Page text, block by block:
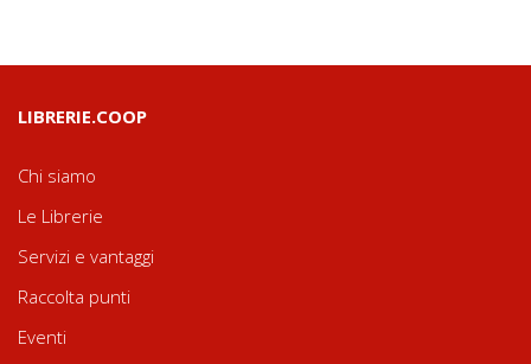
LIBRERIE.COOP
Chi siamo
Le Librerie
Servizi e vantaggi
Raccolta punti
Eventi